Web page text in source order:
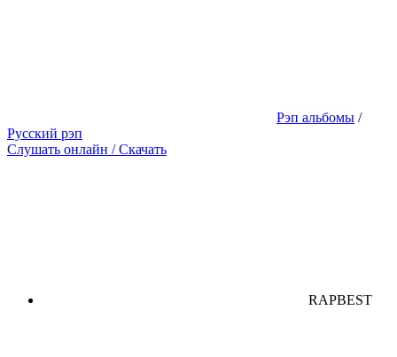
Рэп альбомы /
Русский рэп
Слушать онлайн / Скачать
RAPBEST